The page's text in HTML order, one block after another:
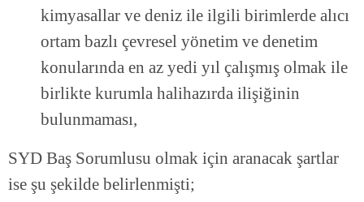
kimyasallar ve deniz ile ilgili birimlerde alıcı
ortam bazlı çevresel yönetim ve denetim
konularında en az yedi yıl çalışmış olmak ile
birlikte kurumla halihazırda ilişiğinin
bulunmaması,
SYD Baş Sorumlusu olmak için aranacak şartlar
ise şu şekilde belirlenmişti;